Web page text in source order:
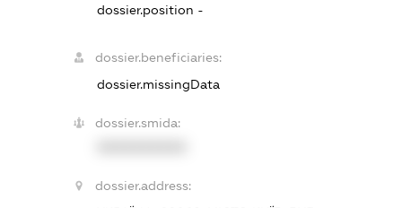
dossier.position -
dossier.beneficiaries:
dossier.missingData
dossier.smida:
dossier.address: